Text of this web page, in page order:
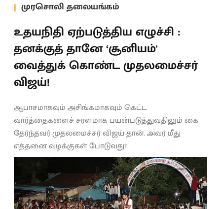
முரசொலி தலையங்கம்
உதயநிதி ஏற்படுத்திய எழுச்சி :
தனக்குத் தானே ‘சூனியம்'
வைத்துக் கொண்ட முதலமைச்சர்
விஜய்!
ஆபாசமாகவும் அசிங்கமாகவும் கெட்ட
வார்த்தைகளைச் சரளமாக பயன்படுத்துவதிலும் கை
தேர்ந்தவர் முதலமைச்சர் விஜய் தான். அவர் மீது
எத்தனை வழக்குகள் போடுவது?